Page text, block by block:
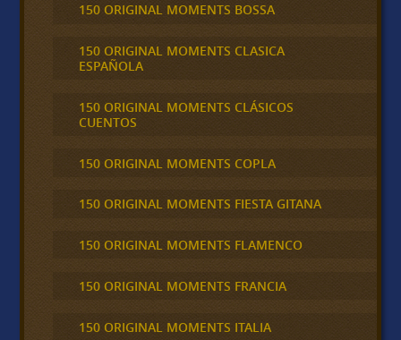
150 ORIGINAL MOMENTS BOSSA
150 ORIGINAL MOMENTS CLASICA
ESPAÑOLA
150 ORIGINAL MOMENTS CLÁSICOS
CUENTOS
150 ORIGINAL MOMENTS COPLA
150 ORIGINAL MOMENTS FIESTA GITANA
150 ORIGINAL MOMENTS FLAMENCO
150 ORIGINAL MOMENTS FRANCIA
150 ORIGINAL MOMENTS ITALIA